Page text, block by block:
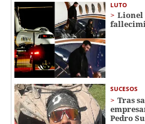
LUTO
Lionel
SUCESOS
Tras
Pedro